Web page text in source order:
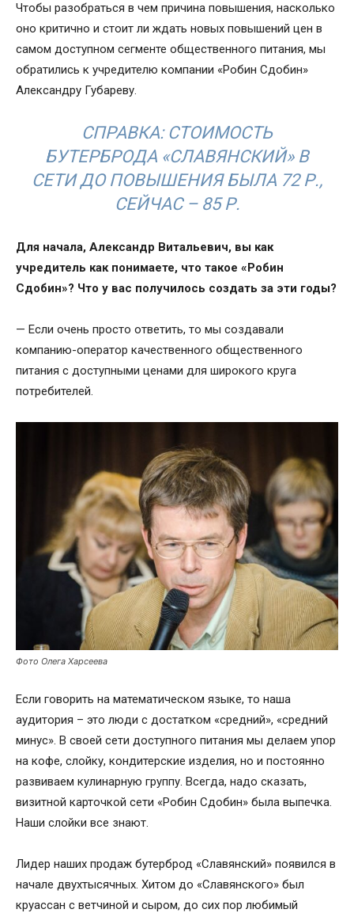
Чтобы разобраться в чем причина повышения, насколько
оно критично и стоит ли ждать новых повышений цен в
самом доступном сегменте общественного питания, мы
обратились к учредителю компании «Робин Сдобин»
Александру Губареву.
СПРАВКА: СТОИМОСТЬ
БУТЕРБРОДА «СЛАВЯНСКИЙ» В
СЕТИ ДО ПОВЫШЕНИЯ БЫЛА 72 Р.,
СЕЙЧАС – 85 Р.
Для начала, Александр Витальевич, вы как
учредитель как понимаете, что такое «Робин
Сдобин»? Что у вас получилось создать за эти годы?
— Если очень просто ответить, то мы создавали
компанию-оператор качественного общественного
питания с доступными ценами для широкого круга
потребителей.
Фото Олега Харсеева
Если говорить на математическом языке, то наша
аудитория – это люди с достатком «средний», «средний
минус». В своей сети доступного питания мы делаем упор
на кофе, слойку, кондитерские изделия, но и постоянно
развиваем кулинарную группу. Всегда, надо сказать,
визитной карточкой сети «Робин Сдобин» была выпечка.
Наши слойки все знают.
Лидер наших продаж бутерброд «Славянский» появился в
начале двухтысячных. Хитом до «Славянского» был
круассан с ветчиной и сыром, до сих пор любимый